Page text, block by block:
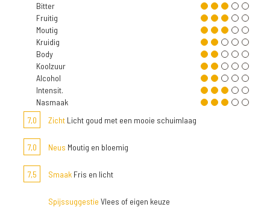
Bitter
Fruitig
Moutig
Kruidig
Body
Koolzuur
Alcohol
Intensit.
Nasmaak
7,0
Zicht Licht goud met een mooie schuimlaag
7,0 Neus Moutig en bloemig
7,5 Smaak Fris en licht
Spijssuggestie Vlees of eigen keuze